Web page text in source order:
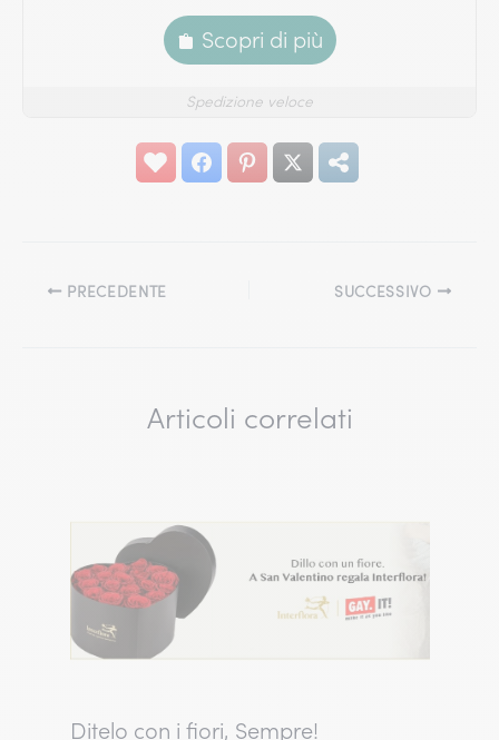
Scopri di più
Spedizione veloce
PRECEDENTE SUCCESSIVO
Articoli correlati
Ditelo con i fiori, Sempre!